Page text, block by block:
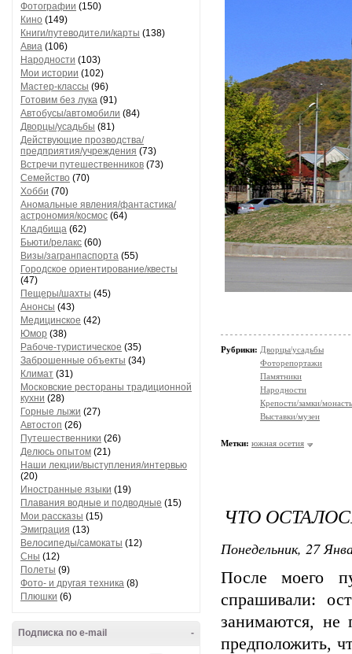
Фотографии (150)
Кино (149)
Книги/путеводители/карты (138)
Авиа (106)
Народности (103)
Мои истории (102)
Мастер-классы (96)
Готовим без лука (91)
Автобусы/автомобили (84)
Дворцы/усадьбы (81)
Действующие прозводства/
предприятия/учреждения (73)
Встречи путешественников (73)
Семейство (70)
Хобби (70)
Аномальные явления/фантастика/
астрономия/космос (64)
Кладбища (62)
Бьюти/релакс (60)
Визы/загранпаспорта (55)
Городское ориентирование/квесты
(47)
Пещеры/шахты (45)
Анонсы (43)
Медицинское (42)
Юмор (38)
Рабоче-туристическое (35)
Заброшенные объекты (34)
Климат (31)
Московские рестораны традиционной
кухни (28)
Горные лыжи (27)
Автостоп (26)
Путешественники (26)
Делюсь опытом (21)
Наши лекции/выступления/интервью
(20)
Иностранные языки (19)
Плавания водные и подводные (15)
Мои рассказы (15)
Эмиграция (13)
Велосипеды/самокаты (12)
Сны (12)
Полеты (9)
Фото- и другая техника (8)
Плюшки (6)
-
Подписка по e-mail
Рубрики: Дворцы/усадьбы
Фоторепортажи
Памятники
Народности
Крепости/замки/
Выставки/музеи
Метки: южная осетия
ЧТО
Понедельник, 27
После моего
спрашивали:
занимаются, не
предположить,